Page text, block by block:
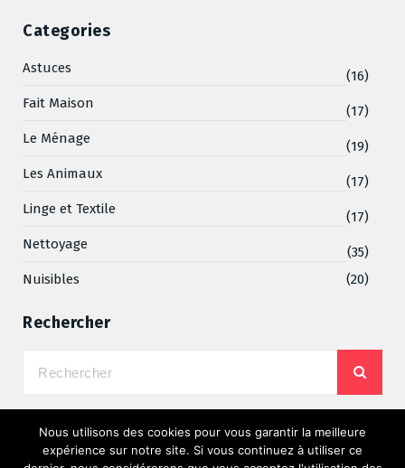
Categories
Astuces
(16)
Fait Maison
(17)
Le Ménage
(19)
Les Animaux
(17)
Linge et Textile
(17)
Nettoyage
(35)
Nuisibles
(20)
Rechercher
Nous utilisons des cookies pour vous garantir la meilleure
expérience sur notre site. Si vous continuez à utiliser ce